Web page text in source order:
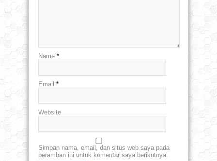
Name *
Email *
Website
Simpan nama, email, dan situs web saya pada
peramban ini untuk komentar saya berikutnya.